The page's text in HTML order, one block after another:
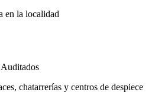
en la localidad
chatarrerías y centros de despiece